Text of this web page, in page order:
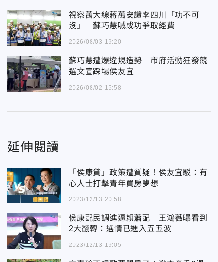
視察萬大線蔣萬安讚李四川「功不可
沒」 蘇巧慧喊成功爭取經費
2026/08/03 19:20
蘇巧慧遭爆違規造勢 市府活動狂發競
選文宣踩場侯友宜
2026/08/02 15:58
延伸閱讀
「侯康貸」政策遭質疑！侯友宜駁：有
心人士打擊青年買房夢想
2023/12/13 20:58
侯康配民調進逼賴蕭配 王鴻薇曝看到
2大翻轉：選情已進入五五波
2023/12/13 19:05